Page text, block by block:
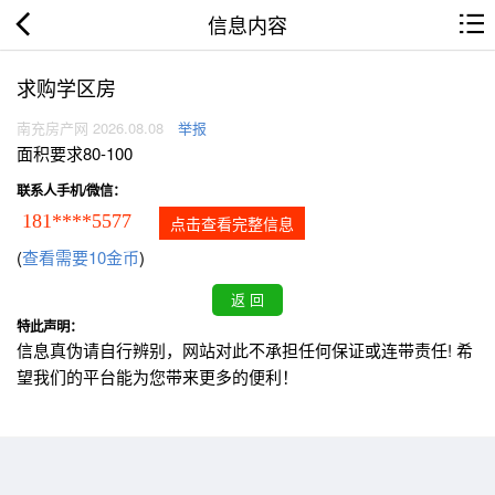
信息内容
求购学区房
南充房产网 2026.08.08 举报
面积要求80-100
联系人手机/微信：
181****5577 点击查看完整信息
(查看需要10金币)
特此声明：
信息真伪请自行辨别，网站对此不承担任何保证或连带责任! 希
望我们的平台能为您带来更多的便利！